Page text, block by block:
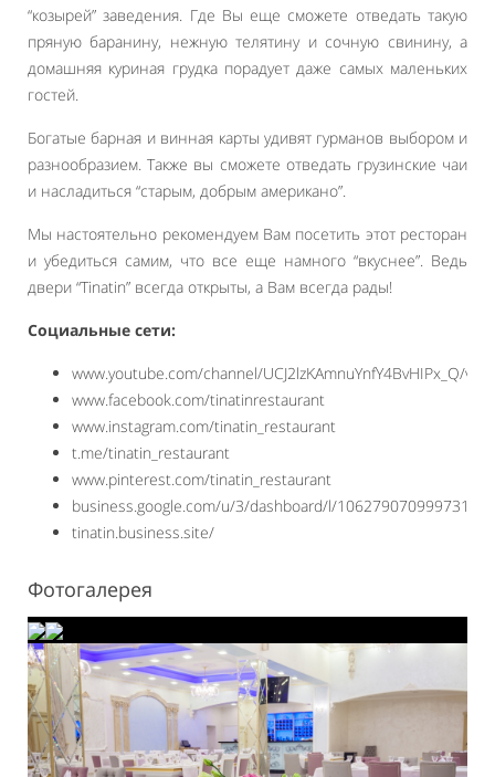
“козырей” заведения. Где Вы еще сможете отведать такую
пряную баранину, нежную телятину и сочную свинину, а
домашняя куриная грудка порадует даже самых маленьких
гостей.
Богатые барная и винная карты удивят гурманов выбором и
разнообразием. Также вы сможете отведать грузинские чаи
и насладиться “старым, добрым американо”.
Мы настоятельно рекомендуем Вам посетить этот ресторан
и убедиться самим, что все еще намного “вкуснее”. Ведь
двери “Tinatin” всегда открыты, а Вам всегда рады!
Социальные сети:
www.youtube.com/channel/UCJ2lzKAmnuYnfY4BvHIPx_Q/
www.facebook.com/tinatinrestaurant
www.instagram.com/tinatin_restaurant
t.me/tinatin_restaurant
www.pinterest.com/tinatin_restaurant
business.google.com/u/3/dashboard/l/
tinatin.business.site/
Фотогалерея